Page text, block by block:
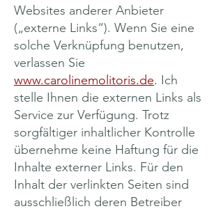
Websites anderer Anbieter
(„externe Links“). Wenn Sie eine
solche Verknüpfung benutzen,
verlassen Sie
www.carolinemolitoris.de. Ich
stelle Ihnen die externen Links als
Service zur Verfügung. Trotz
sorgfältiger inhaltlicher Kontrolle
übernehme keine Haftung für die
Inhalte externer Links. Für den
Inhalt der verlinkten Seiten sind
ausschließlich deren Betreiber